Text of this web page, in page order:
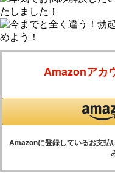
Amazonアカ
Amazonに登録しているお支払